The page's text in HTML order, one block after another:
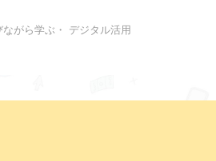
がら学ぶ・ デジタル活用